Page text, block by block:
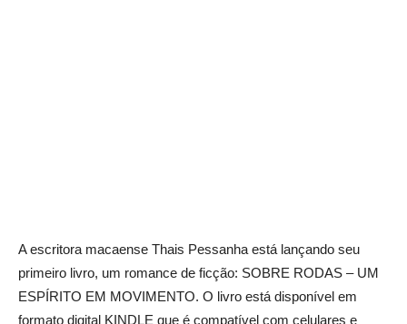
A escritora macaense Thais Pessanha está lançando seu
primeiro livro, um romance de ficção: SOBRE RODAS – UM
ESPÍRITO EM MOVIMENTO. O livro está disponível em
formato digital KINDLE que é compatível com celulares e